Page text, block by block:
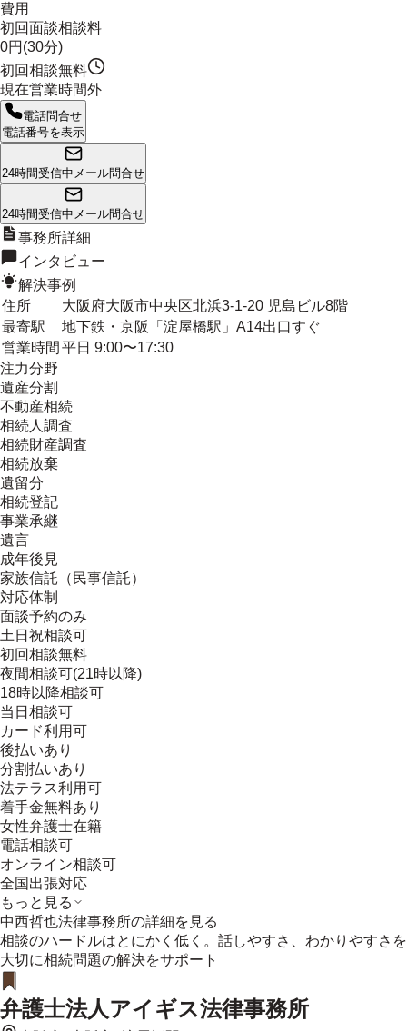
費用
初回面談相談料
0円(30分)
初回相談無料
現在営業時間外
電話問合せ
電話番号を表示
24時間受信中 メール問合せ
24時間受信中 メール問合せ
事務所詳細
インタビュー
解決事例
住所
大阪府大阪市中央区北浜3-1-20 児島ビル8階
最寄駅
地下鉄・京阪「淀屋橋駅」A14出口すぐ
営業時間 平日 9:00〜17:30
注力分野
遺産分割
不動産相続
相続人調査
相続財産調査
相続放棄
遺留分
相続登記
事業承継
遺言
成年後見
家族信託（民事信託）
対応体制
面談予約のみ
土日祝相談可
初回相談無料
夜間相談可(21時以降)
18時以降相談可
当日相談可
カード利用可
後払いあり
分割払いあり
法テラス利用可
着手金無料あり
女性弁護士在籍
電話相談可
オンライン相談可
全国出張対応
もっと見る
中西哲也法律事務所の詳細を見る
相談のハードルはとにかく低く。話しやすさ、わかりやすさを
大切に相続問題の解決をサポート
弁護士法人アイギス法律事務所